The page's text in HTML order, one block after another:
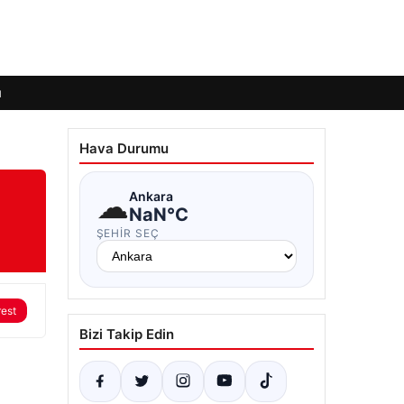
Hava Durumu
☁Ankara
NaN°C
ŞEHIR SEÇ
Bizi Takip Edin